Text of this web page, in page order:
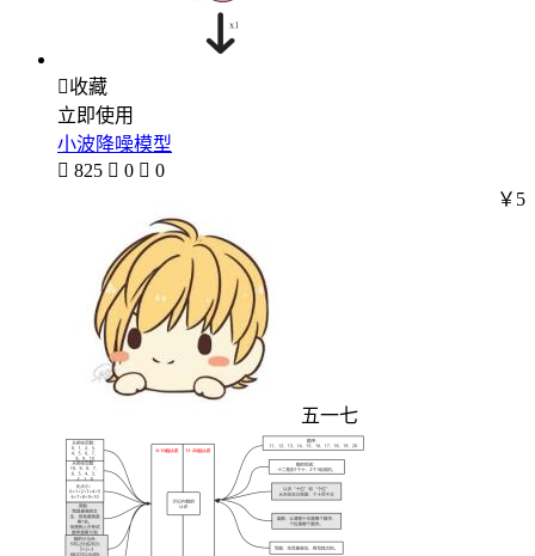
收藏
立即使用
小波降噪模型
 825  0  0
五一七
￥5